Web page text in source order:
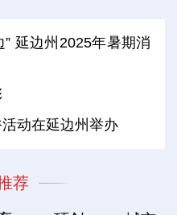
” 延边州2025年暑期消
动在延边州举办
荐